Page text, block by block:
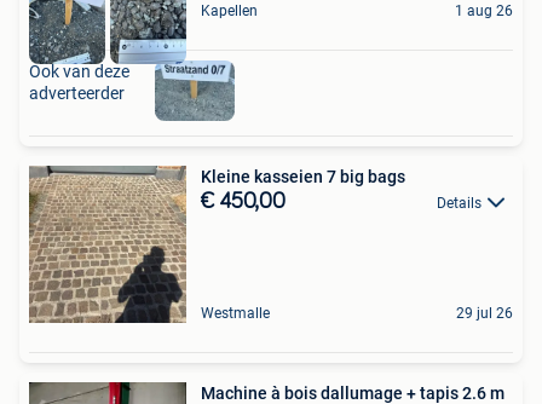
Kapellen 1 aug 26
Ook van deze
adverteerder
Kleine kasseien 7 big bags
€ 450,00 Details
Westmalle 29 jul 26
Machine à bois dallumage + tapis 2.6 m